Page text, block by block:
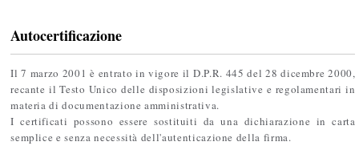
Autocertificazione
Il 7 marzo 2001 è entrato in vigore il D.P.R. 445 del 28 dicembre 2000,
recante il Testo Unico delle disposizioni legislative e regolamentari in
materia di documentazione amministrativa.
I certificati possono essere sostituiti da una dichiarazione in carta
semplice e senza necessità dell'autenticazione della firma.